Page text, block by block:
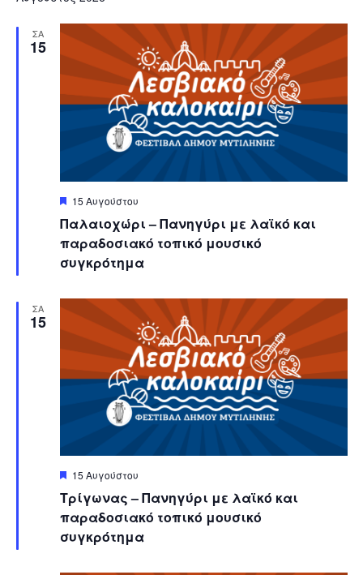
and
ΣΑ
15
Παλαιοχώρι – Πανηγύρι με λαϊκό και
παραδοσιακό τοπικό μουσικό
συγκρότημα
Featured
15 Αυγούστου
ΣΑ
15
Τρίγωνας – Πανηγύρι με λαϊκό και
παραδοσιακό τοπικό μουσικό
συγκρότημα
Featured
15 Αυγούστου